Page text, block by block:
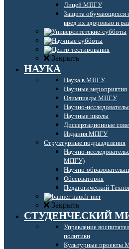
Лицей МПГУ
Защита обучающихся
вред их здоровью и
Закрыть
НАУКА
Наука в МПГУ
Научные мероприятия
Олимпиады МПГУ
Научно-
Научные школы
Диссертационные
Издания МПГУ
Структурные подразделения
Научно-
МПГУ)
Научно-
Обсерватория
Педагогический
Закрыть
СТУДЕНЧЕСКИЙ
Управление
политики
Культурные проекты